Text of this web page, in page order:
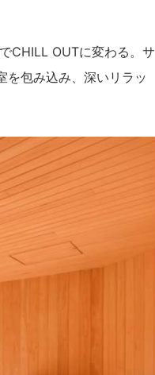
CHILL OUTに変わる。サ
包み込み、深いリラッ